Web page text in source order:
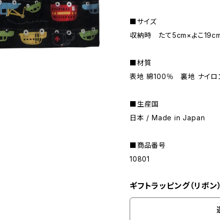
■サイズ
収納時 たて5cm×よこ
■材質
表地 綿100％ 裏地 ナイロ
■生産国
日本 / Made in Japan
■商品番号
10801
ギフトラッピング（リボン）